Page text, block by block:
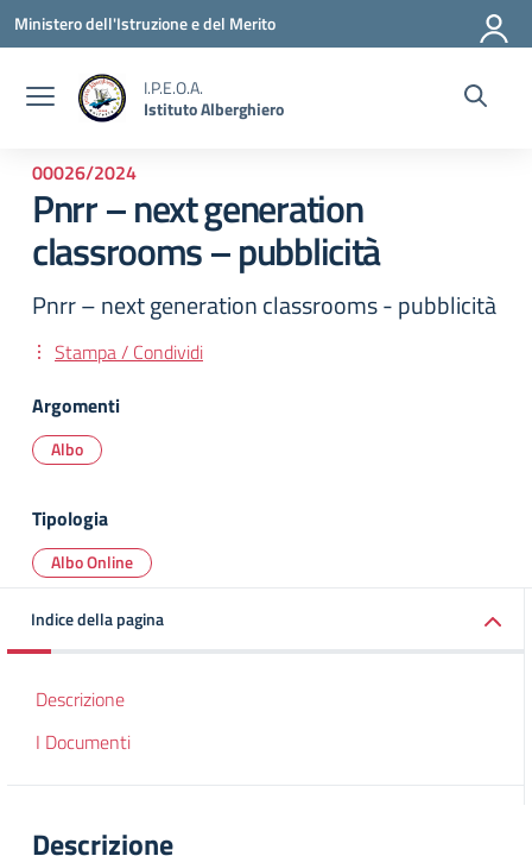
Vai ai contenuti
Vai al menu di navigazione
Vai al footer
Ministero dell'Istruzione e del Merito
I.P.E.O.A.
Istituto Alberghiero
00026/2024
Pnrr – next generation
classrooms – pubblicità
Pnrr – next generation classrooms - pubblicità
Stampa / Condividi
Argomenti
Albo
Tipologia
Albo Online
Indice della pagina
Descrizione
I Documenti
Descrizione